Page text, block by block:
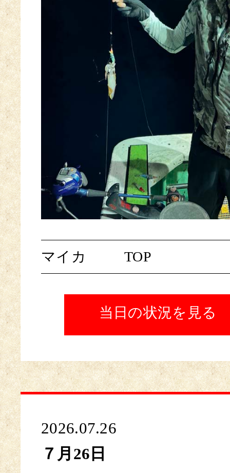
マイカ TOP
当日の状況を見る
2026.07.26
７月26日